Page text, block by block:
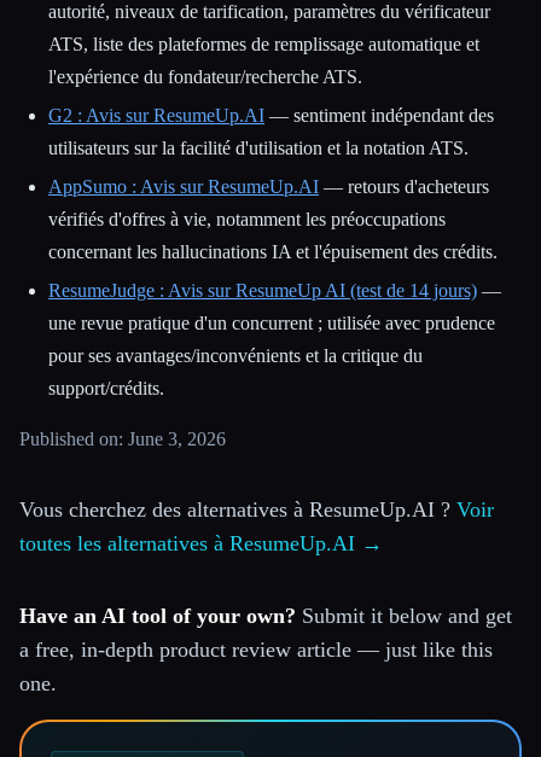
autorité, niveaux de tarification, paramètres du vérificateur
ATS, liste des plateformes de remplissage automatique et
l'expérience du fondateur/recherche ATS.
G2 : Avis sur ResumeUp.AI — sentiment indépendant des
utilisateurs sur la facilité d'utilisation et la notation ATS.
AppSumo : Avis sur ResumeUp.AI — retours d'acheteurs
vérifiés d'offres à vie, notamment les préoccupations
concernant les hallucinations IA et l'épuisement des crédits.
ResumeJudge : Avis sur ResumeUp AI (test de 14 jours) —
une revue pratique d'un concurrent ; utilisée avec prudence
pour ses avantages/inconvénients et la critique du
support/crédits.
Published on: June 3, 2026
Vous cherchez des alternatives à ResumeUp.AI ? Voir
toutes les alternatives à ResumeUp.AI →
Have an AI tool of your own? Submit it below and get
a free, in-depth product review article — just like this
one.